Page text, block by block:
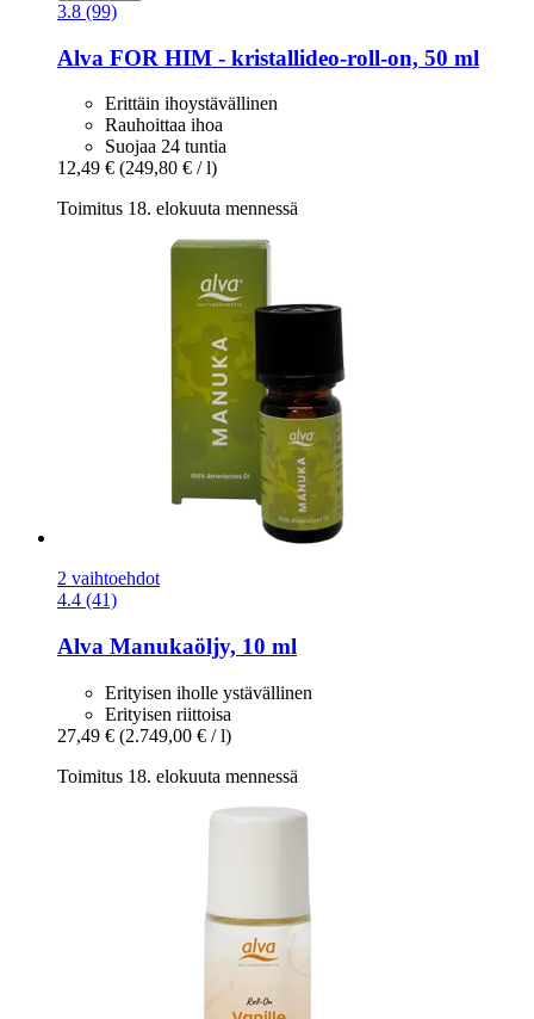
3.8 (99)
Alva FOR HIM -​ kristallideo-​roll-​on, 50 ml
Erittäin ihoystävällinen
Rauhoittaa ihoa
Suojaa 24 tuntia
12,49 € (249,80 € / l)
Toimitus 18. elokuuta mennessä
2 vaihtoehdot
4.4 (41)
Alva Manukaöljy, 10 ml
Erityisen iholle ystävällinen
Erityisen riittoisa
27,49 € (2.749,00 € / l)
Toimitus 18. elokuuta mennessä